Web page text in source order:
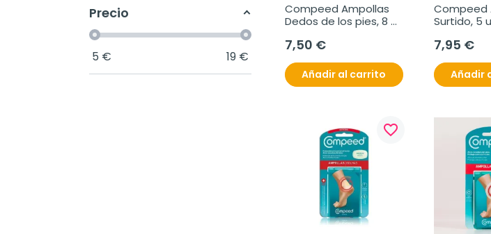
Precio
5 € 19 €
Compeed Ampollas
Dedos de los pies, 8
7,50 €
Añadir al carrito
Compeed
Surtido, 5
7,95 €
Añadir
favorite_border